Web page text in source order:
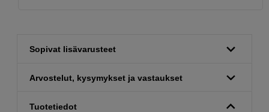
Sopivat lisävarusteet
Arvostelut, kysymykset ja vastaukset
Tuotetiedot